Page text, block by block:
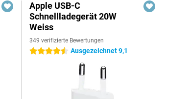
Apple USB-C
Schnellladegerät 20W
Weiss
349 verifizierte Bewertungen
4.5 Sterne Ausgezeichnet 9,1